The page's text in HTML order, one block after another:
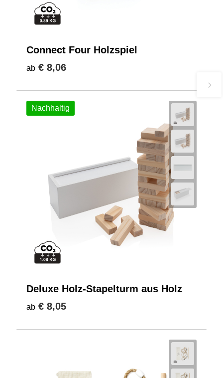
Connect Four Holzspiel
ab € 8,06
Nachhaltig
Deluxe Holz-Stapelturm aus Holz
ab € 8,05